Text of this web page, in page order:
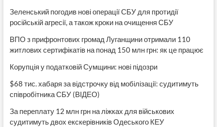
Зеленський погодив нові операції СБУ для протидії
російській агресії, а також кроки на очищення СБУ
ВПО з прифронтових громад Луганщини отримали 110
житлових сертифікатів на понад 150 млн грн: як це працює
Корупція у податковій Сумщини: нові підозри
$68 тис. хабаря за відстрочку від мобілізації: судитимуть
співробітника СБУ (ВІДЕО)
За переплату 12 млн грн на ліжках для військових
судитимуть двох екскерівників Одеського КЕУ